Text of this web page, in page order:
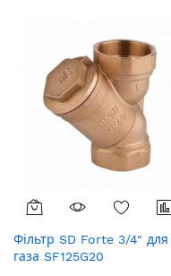
Фільтр SD Forte 3/4" для
газа SF125G20